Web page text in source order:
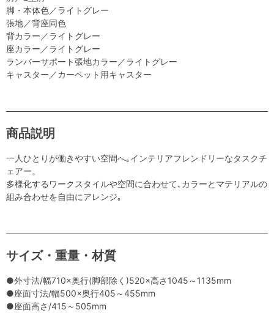
脚・本体色／ライトグレー
張地／背座同色
背カラー／ライトグレー
座カラー／ライトグレー
ランバーサポート張地カラー／ライトグレー
キャスター／カーペット用キャスター
商品説明
一人ひとりが働きやすい空間へ｡インテリアフレンドリーなタスクチ
ェアー。
多様化するワークスタイルや空間に合わせて､カラーとマテリアルの
組み合わせを自由にアレンジ｡
サイズ・重量・材質
●外寸法/幅710×奥行(脚部除く)520×高さ1045～1135mm
●座面寸法/幅500×奥行405～455mm
●座面高さ/415～505mm